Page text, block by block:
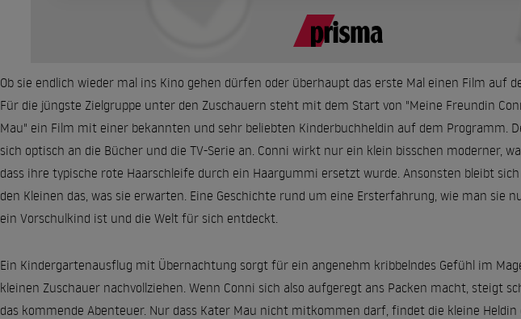
Ob sie endlich wieder mal ins Kino gehen dürfen oder überhaupt das erste Mal einen Film auf
Für die jüngste Zielgruppe unter den Zuschauern steht mit dem Start von "Meine Freundin
Mau" ein Film mit einer bekannten und sehr beliebten Kinderbuchheldin auf dem Programm.
sich optisch an die Bücher und die TV-Serie an. Conni wirkt nur ein klein bisschen moderner,
dass ihre typische rote Haarschleife durch ein Haargummi ersetzt wurde. Ansonsten bleibt
den Kleinen das, was sie erwarten. Eine Geschichte rund um eine Ersterfahrung, wie man sie
ein Vorschulkind ist und die Welt für sich entdeckt.
Ein Kindergartenausflug mit Übernachtung sorgt für ein angenehm kribbelndes Gefühl im
kleinen Zuschauer nachvollziehen. Wenn Conni sich also aufgeregt ans Packen macht, steigt
das kommende Abenteuer. Nur dass Kater Mau nicht mitkommen darf, findet die kleine Heldin